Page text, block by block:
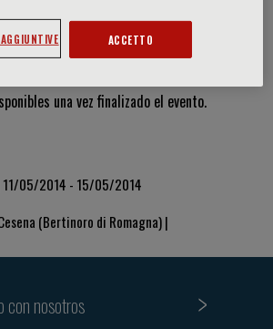
una vez finalizado el evento.
11/05/2014 - 15/05/2014
(Bertinoro di Romagna) |
con nosotros
ACCETTO